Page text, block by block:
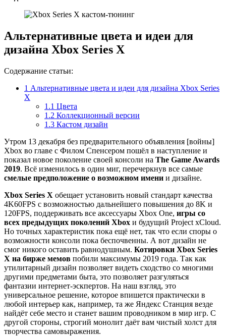
Альтернативные цвета и идеи для
дизайна Xbox Series X
Содержание статьи:
1 Альтернативные цвета и идеи для дизайна Xbox Series
X
1.1 Цвета
1.2 Коллекционный версии
1.3 Кастом дизайн
Утром 13 декабря без предварительного объявления [войны]
Xbox во главе с Филом Спенсером пошёл в наступление и
показал новое поколение своей консоли на The Game Awards
2019. Всё изменилось в один миг, перечеркнув все самые
смелые предположение о возможном имени и дизайне.
Xbox Series X обещает установить новый стандарт качества
4K60FPS c возможностью дальнейшего повышения до 8K и
120FPS, поддерживать все аксессуары Xbox One, игры со
всех предыдущих поколений Xbox и будущий Project xCloud.
Но точных характеристик пока ещё нет, так что если споры о
возможности консоли пока беспочвенны. А вот дизайн не
смог никого оставить равнодушным. Котировки Xbox Series
X на бирже мемов побили максимумы 2019 года. Так как
утилитарный дизайн позволяет видеть сходство со многими
другими предметами быта, это позволяет разгуляться
фантазии интернет-эскпертов. На наш взгляд, это
универсальное решение, которое впишется практически в
любой интерьер как, например, та же Яндекс Станция везде
найдёт себе место и станет вашим проводником в мир игр. С
другой стороны, строгий монолит даёт вам чистый холст для
творчества самовыражения.